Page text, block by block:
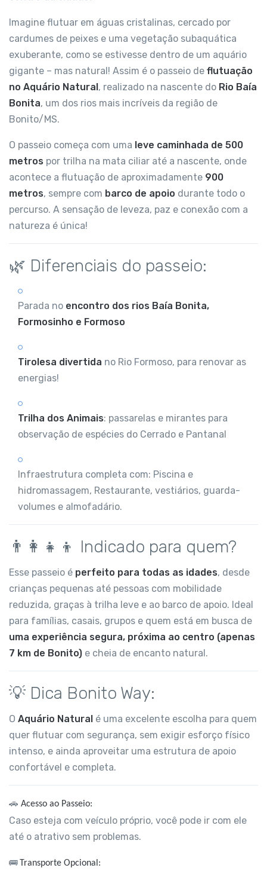
Imagine flutuar em águas cristalinas, cercado por
cardumes de peixes e uma vegetação subaquática
exuberante, como se estivesse dentro de um aquário
gigante – mas natural! Assim é o passeio de flutuação
no Aquário Natural, realizado na nascente do Rio Baía
Bonita, um dos rios mais incríveis da região de
Bonito/MS.
O passeio começa com uma leve caminhada de 500
metros por trilha na mata ciliar até a nascente, onde
acontece a flutuação de aproximadamente 900
metros, sempre com barco de apoio durante todo o
percurso. A sensação de leveza, paz e conexão com a
natureza é única!
🌿 Diferenciais do passeio:
Parada no encontro dos rios Baía Bonita,
Formosinho e Formoso
Tirolesa divertida no Rio Formoso, para renovar as
energias!
Trilha dos Animais: passarelas e mirantes para
observação de espécies do Cerrado e Pantanal
Infraestrutura completa com: Piscina e
hidromassagem, Restaurante, vestiários, guarda-
volumes e almofadário.
👨‍👩‍👧‍👦 Indicado para quem?
Esse passeio é perfeito para todas as idades, desde
crianças pequenas até pessoas com mobilidade
reduzida, graças à trilha leve e ao barco de apoio. Ideal
para famílias, casais, grupos e quem está em busca de
uma experiência segura, próxima ao centro (apenas
7 km de Bonito) e cheia de encanto natural.
💡 Dica Bonito Way:
O Aquário Natural é uma excelente escolha para quem
quer flutuar com segurança, sem exigir esforço físico
intenso, e ainda aproveitar uma estrutura de apoio
confortável e completa.
🚗 Acesso ao Passeio:
Caso esteja com veículo próprio, você pode ir com ele
até o atrativo sem problemas.
🚌 Transporte Opcional: